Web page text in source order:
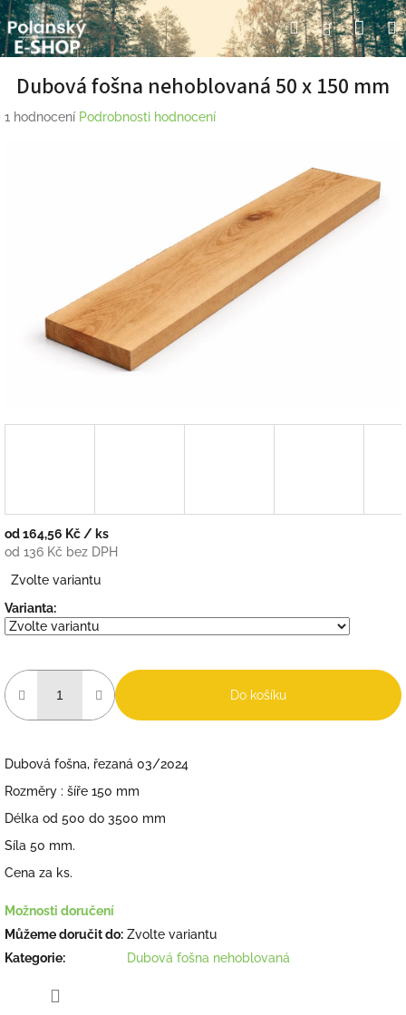
Přejít
na
obsah
HledatPřihlášení
Dubová fošna nehoblovaná 50 x 150 mm
Průměrné
1 hodnocení Podrobnosti hodnocení
od164,56 Kč / ks
od 136 Kč bez DPH
cena:
Zvolte variantu
Varianta:
Do košíku
Dubová fošna, řezaná 03/2024
Rozměry : šíře 150 mm
Délka od 500 do 3500 mm
Síla 50 mm.
Cena za ks.
Možnosti doručení
Můžeme doručit do: Zvolte variantu
Kategorie: Dubová fošna nehoblovaná